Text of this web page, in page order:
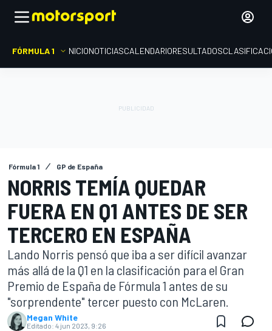
FÓRMULA 1 INICIONOTICIASCALENDARIORESULTADOS
Fórmula 1 GP de España
NORRIS TEMÍA QUEDAR
FUERA EN Q1 ANTES DE SER
TERCERO EN ESPAÑA
Lando Norris pensó que iba a ser difícil avanzar
más allá de la Q1 en la clasificación para el Gran
Premio de España de Fórmula 1 antes de su
"sorprendente" tercer puesto con McLaren.
Megan White
Editado: 4 jun 2023, 9:26